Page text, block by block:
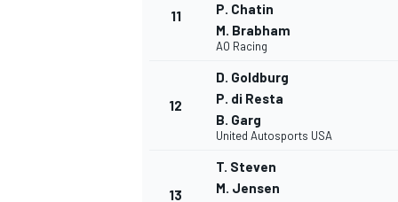
11
P. Chatin
M. Brabham
AO Racing
12
D. Goldburg
P. di Resta
B. Garg
United Autosports USA
13
T. Steven
M. Jensen